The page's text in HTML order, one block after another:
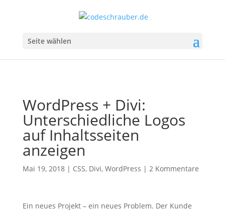
Seite wählen
WordPress + Divi:
Unterschiedliche Logos
auf Inhaltsseiten
anzeigen
Mai 19, 2018| CSS, Divi, WordPress | 2 Kommentare
Ein neues Projekt – ein neues Problem. Der Kunde